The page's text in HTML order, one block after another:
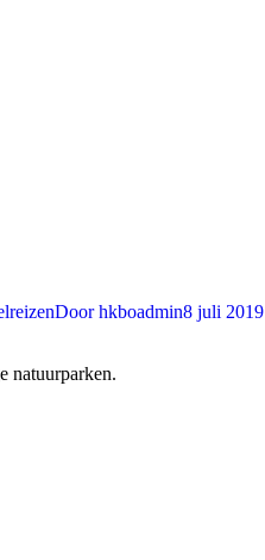
Doorhkboadmin8 juli 2019
natuurparken.